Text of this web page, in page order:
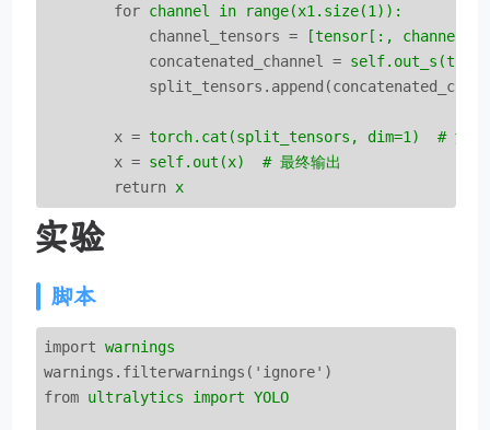
for channel in range(x1.size(1)):
channel_tensors =
[tensor[:,
concatenated_channel
=
x = torch.cat(split_tensors, dim=1)  # 沿通
x = self.out(x)  # 最终输出
return x
实验
脚本
import warnings
warnings.filterwarnings('ignore')
from ultralytics import YOLO